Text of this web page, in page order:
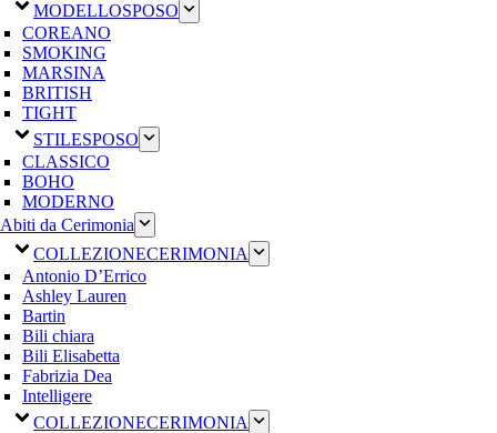
MODELLOSPOSO
COREANO
SMOKING
MARSINA
BRITISH
TIGHT
STILESPOSO
CLASSICO
BOHO
MODERNO
Abiti da Cerimonia
COLLEZIONECERIMONIA
Antonio D’Errico
Ashley Lauren
Bartin
Bili chiara
Bili Elisabetta
Fabrizia Dea
Intelligere
COLLEZIONECERIMONIA